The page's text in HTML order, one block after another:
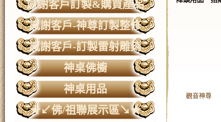
感謝客戶訂製&購買產品
感謝客戶-神尊訂製整修
感謝客戶-訂製雷射雕刻
神桌佛櫥
神桌用品
★↙佛/祖聯展示區↘★
觀音神尊